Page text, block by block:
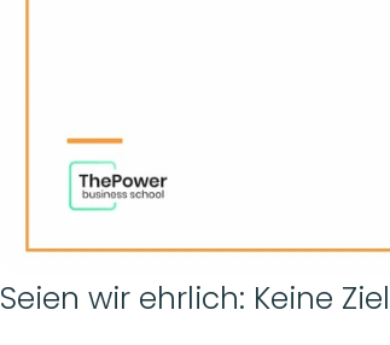
Seien wir ehrlich: Keine